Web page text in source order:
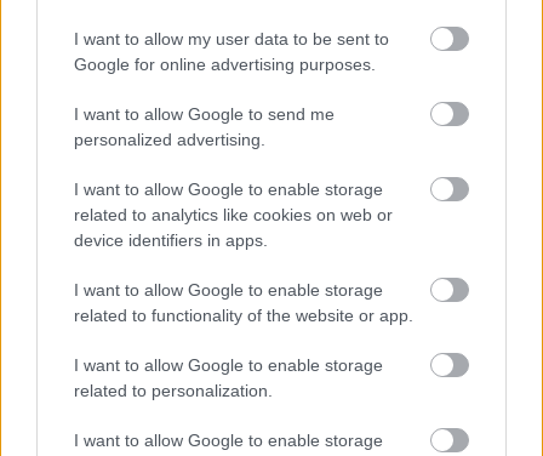
I want to allow my user data to be sent to
Google for online advertising purposes.
I want to allow Google to send me
personalized advertising.
I want to allow Google to enable storage
related to analytics like cookies on web or
device identifiers in apps.
I want to allow Google to enable storage
related to functionality of the website or app.
I want to allow Google to enable storage
related to personalization.
I want to allow Google to enable storage
ember, mint amilyennek látszik. Természetesen ez
feltűnik egy fiatal hölgynek is, akit túszul ejt, és
lánya, aki egykoron az igazságszolgáltatás kezébe
adta az édesapját. Bonyolódnak a szálak itt is
eseményeket, de a szórakoztatás egyetlen percig
sincs veszélyben, igazi vadnyugati kalandot kapunk
a szerzőtől.
Nagyon érdekes volt egymás után olvasni ezeket az
alkotásokat, hiszen az egyik egy magával ragadó,
igazi Rejtő Jenő-mű, a másik pedig egy talán nem
annyira maradandó írásmű, viszont a szórakoztató
faktor az utóbbi esetben is elsőrangú. Azért
születtek ezek a művek, hogy kikapcsolják az olvasót